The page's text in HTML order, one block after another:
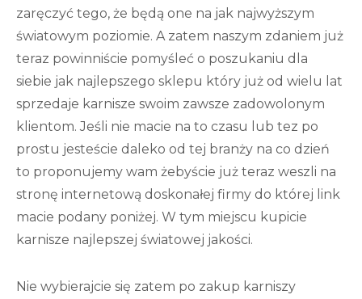
zaręczyć tego, że będą one na jak najwyższym
światowym poziomie. A zatem naszym zdaniem już
teraz powinniście pomyśleć o poszukaniu dla
siebie jak najlepszego sklepu który już od wielu lat
sprzedaje karnisze swoim zawsze zadowolonym
klientom. Jeśli nie macie na to czasu lub tez po
prostu jesteście daleko od tej branży na co dzień
to proponujemy wam żebyście już teraz weszli na
stronę internetową doskonałej firmy do której link
macie podany poniżej. W tym miejscu kupicie
karnisze najlepszej światowej jakości.
Nie wybierajcie się zatem po zakup karniszy